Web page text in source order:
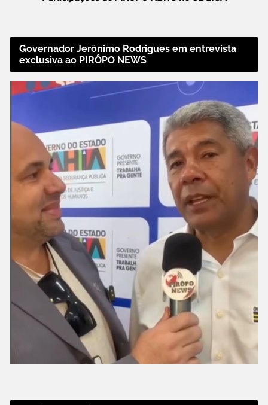
Governador Jerônimo Rodrigues em entrevista
exclusiva ao PIRÔPO NEWS